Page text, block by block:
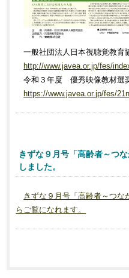
一般社団法人日本視聴覚教育
http://www.javea.or.jp/fes/
令和３年度 優秀映像教材選
https://www.javea.or.jp/fes/
きずな９月号「高齢者～つ
しました。
きずな９月号「高齢者～つ
らご覧になれます。